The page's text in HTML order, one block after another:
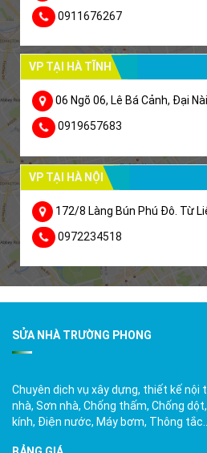
0911676267
VP TẠI HÀ TĨNH
06 Ngõ 06, Lê Bá Cảnh, Đại
0919657683
VP TẠI HÀ NỘI
172/8 Làng Bún Phú Đô. Từ
0972234518
SỬA NHÀ TRƯỜNG PHONG
Chuyên dịch vụ xây dựng, thiết kế nội
nhà, Sơn nhà, Chống thấm, Chống
kính, Điện nước, Máy bơm, Thông tắc…